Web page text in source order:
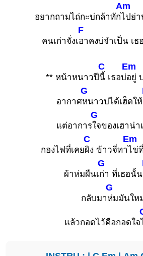
อยากถามไถ่กะบ่กล้าทัก
Am
ไปย่า
คนเก่าจั่งเ
F
ฮาคงบ่จำเป็น เธ
** หน้าหนาวปี
C
นี้ เธอบ่
Em
อยู่
อากาศ
G
หนาวบ่ได้เฮ็ดให้
แต่อาการ
G
ใจของเฮาน่า
กองไฟที่เคย
C
ผิง ข้าวจี่ทา
Em
ไข่
ผ้าห่มผืนเ
G
ก่า ที่เธอนั้น
กลับมา
G
ห่มมันให
แล้วกอดไว้คือกอดใจ